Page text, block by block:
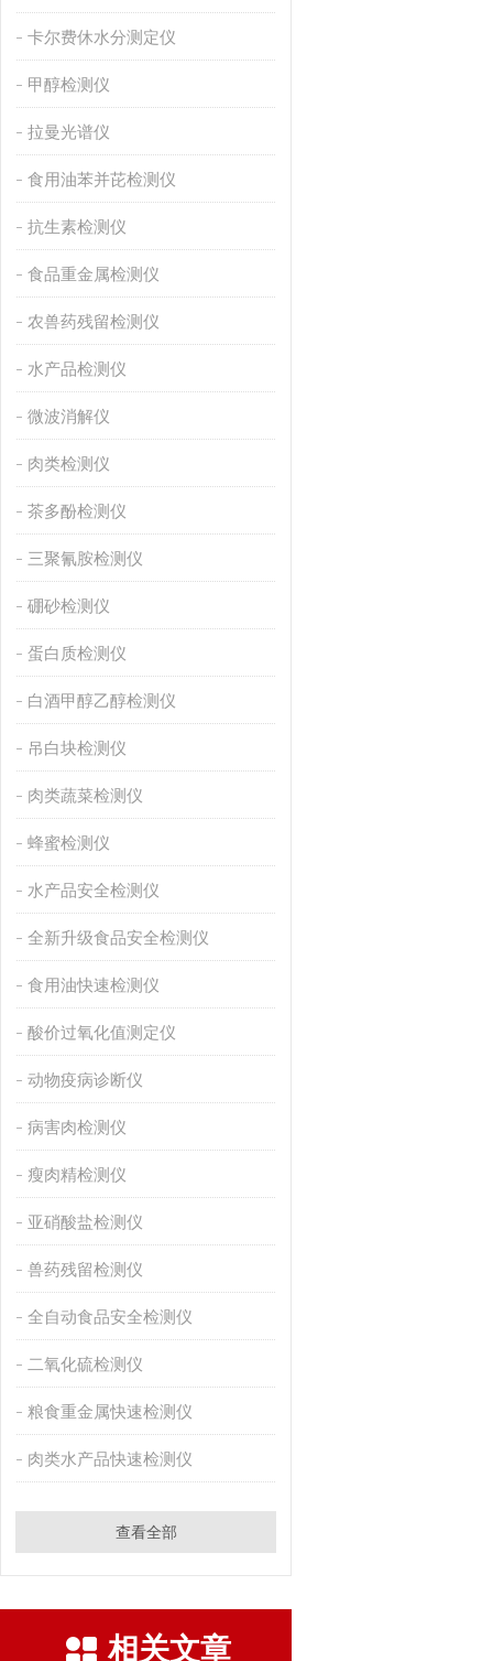
卡尔费休水分测定仪
甲醇检测仪
拉曼光谱仪
食用油苯并芘检测仪
抗生素检测仪
食品重金属检测仪
农兽药残留检测仪
水产品检测仪
微波消解仪
肉类检测仪
茶多酚检测仪
三聚氰胺检测仪
硼砂检测仪
蛋白质检测仪
白酒甲醇乙醇检测仪
吊白块检测仪
肉类蔬菜检测仪
蜂蜜检测仪
水产品安全检测仪
全新升级食品安全检测仪
食用油快速检测仪
酸价过氧化值测定仪
动物疫病诊断仪
病害肉检测仪
瘦肉精检测仪
亚硝酸盐检测仪
兽药残留检测仪
全自动食品安全检测仪
二氧化硫检测仪
粮食重金属快速检测仪
肉类水产品快速检测仪
查看全部
相关文章